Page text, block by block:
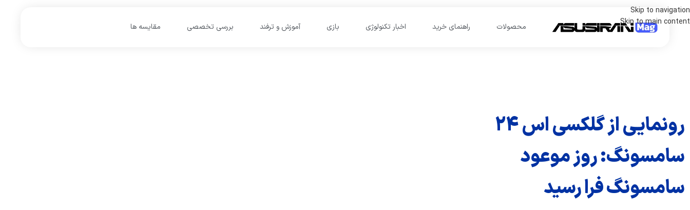
Skip to navigation
Skip to main content
محصولات راهنمای خرید اخبار تکنولوژی بازی آموزش و ترفند بررسی تخصصی مقایسه ها
رونمایی از گلکسی اس 24
سامسونگ: روز موعود
سامسونگ فرا رسید